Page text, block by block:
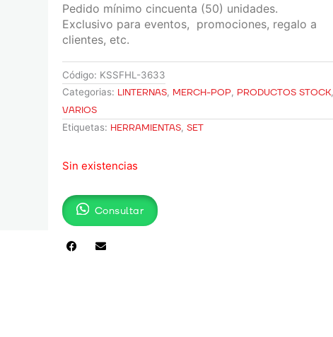
Pedido mínimo cincuenta (50) unidades.
Exclusivo para eventos, promociones, regalo a
clientes, etc.
Código: KSSFHL-3633
Categorias: LINTERNAS, MERCH-POP, PRODUCTOS STOCK,
VARIOS
Etiquetas: HERRAMIENTAS,SET
Sin existencias
Consultar